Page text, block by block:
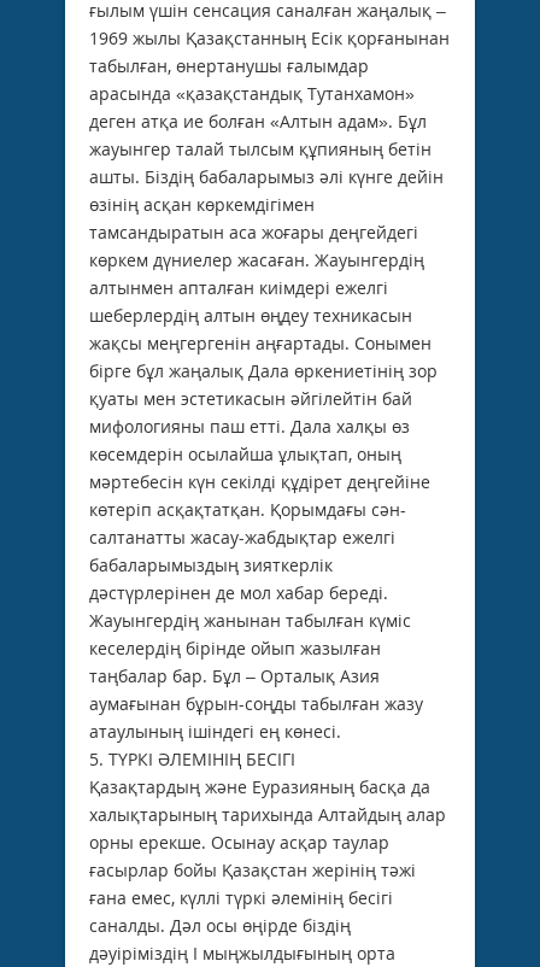
ғылым үшін сенсация саналған жаңалық –
1969 жылы Қазақстанның Есік қорғанынан
табылған, өнертанушы ғалымдар
арасында «қазақстандық Тутанхамон»
деген атқа ие болған «Алтын адам». Бұл
жауынгер талай тылсым құпияның бетін
ашты. Біздің бабаларымыз әлі күнге дейін
өзінің асқан көркемдігімен
тамсандыратын аса жоғары деңгейдегі
көркем дүниелер жасаған. Жауынгердің
алтынмен апталған киімдері ежелгі
шеберлердің алтын өңдеу техникасын
жақсы меңгергенін аңғартады. Сонымен
бірге бұл жаңалық Дала өркениетінің зор
қуаты мен эстетикасын әйгілейтін бай
мифологияны паш етті. Дала халқы өз
көсемдерін осылайша ұлықтап, оның
мәртебесін күн секілді құдірет деңгейіне
көтеріп асқақтатқан. Қорымдағы сән-
салтанатты жасау-жабдықтар ежелгі
бабаларымыздың зияткерлік
дәстүрлерінен де мол хабар береді.
Жауынгердің жанынан табылған күміс
кеселердің бірінде ойып жазылған
таңбалар бар. Бұл – Орталық Азия
аумағынан бұрын-соңды табылған жазу
атаулының ішіндегі ең көнесі.
5. ТҮРКІ ӘЛЕМІНІҢ БЕСІГІ
Қазақтардың және Еуразияның басқа да
халықтарының тарихында Алтайдың алар
орны ерекше. Осынау асқар таулар
ғасырлар бойы Қазақстан жерінің тәжі
ғана емес, күллі түркі әлемінің бесігі
саналды. Дәл осы өңірде біздің
дәуіріміздің І мыңжылдығының орта